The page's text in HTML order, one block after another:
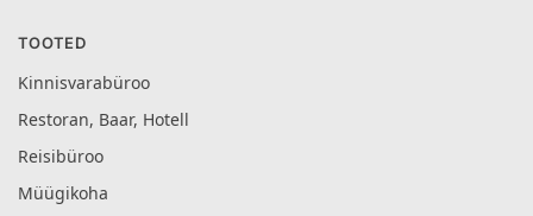
TOOTED
Kinnisvarabüroo
Restoran, Baar, Hotell
Reisibüroo
Müügikoha